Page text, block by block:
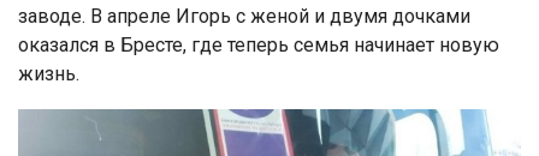
заводе. В апреле Игорь с женой и двумя дочками
оказался в Бресте, где теперь семья начинает новую
жизнь.